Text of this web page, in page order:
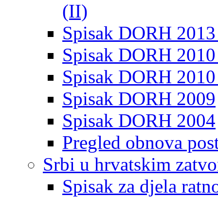
(II)
Spisak DORH
Spisak DORH
Spisak DORH
Spisak DORH 2009
Spisak DORH 2004
Pregled obnova
Srbi u hrvatskim
Spisak za djela